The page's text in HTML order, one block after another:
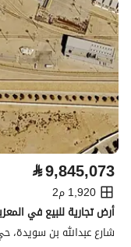
⃁9,845,073
1,920 م2
أرض تجارية للبيع في
شارع عبدالله بن سويدة،